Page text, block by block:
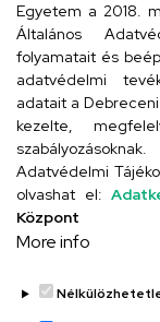
4026
UD
Egyetem a 2018.
Általános
folyamatait és
adatvédelmi
adatait a
kezelte,
Adatvédelmi
olvashat el:
Központ
More info